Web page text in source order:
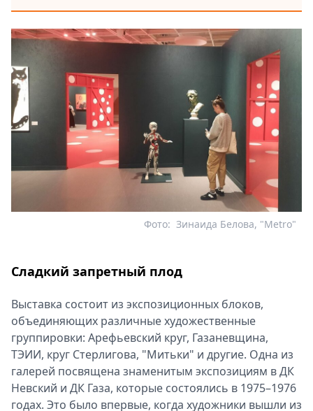
Зинаида Белова, "Metro"
Фото:
Сладкий запретный плод
Выставка состоит из экспозиционных блоков,
объединяющих различные художественные
группировки: Арефьевский круг, Газаневщина,
ТЭИИ, круг Стерлигова, "Митьки" и другие. Одна из
галерей посвящена знаменитым экспозициям в ДК
Невский и ДК Газа, которые состоялись в 1975–1976
годах. Это было впервые, когда художники вышли из